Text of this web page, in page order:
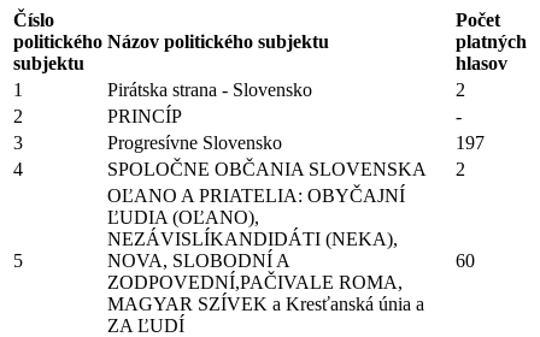
Číslo
politického
subjektu
Názov politického subjektu
Počet
platných
hlasov
1
Pirátska strana - Slovensko
2
2
PRINCÍP
-
3
Progresívne Slovensko
197
4
SPOLOČNE OBČANIA SLOVENSKA 2
5
OĽANO A PRIATELIA: OBYČAJNÍ
ĽUDIA (OĽANO),
NEZÁVISLÍKANDIDÁTI (NEKA),
NOVA, SLOBODNÍ A
ZODPOVEDNÍ,PAČIVALE ROMA,
MAGYAR SZÍVEK a Kresťanská únia a
ZA ĽUDÍ
60